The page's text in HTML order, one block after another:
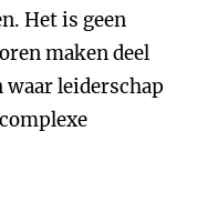
Het is geen
maken deel
leiderschap